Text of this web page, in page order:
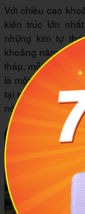
Với chiều cao
kiến trúc lớn
những kim tự
khoảng năm 200,
tháp, mỗi kim tự
là một hang
tại sao cấu trúc
nó được xây dựng